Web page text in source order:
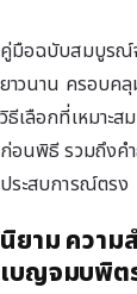
คู่มือฉบับสมบูรณ์
ยาวนาน ครอบค
วิธีเลือกที่เหมาะ
ก่อนพิธี รวมถึงค
ประสบการณ์ตรง
นิยาม ควา
เบญจมบพิต